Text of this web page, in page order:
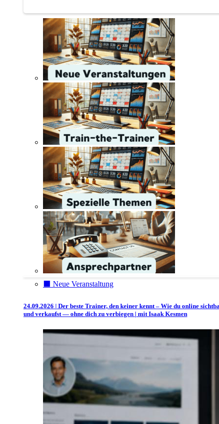
⬛️ Neue Veranstaltung
24.09.2026 | Der beste Trainer, den keiner kennt – Wie du online
und verkaufst — ohne dich zu verbiegen | mit Isaak Kesmen